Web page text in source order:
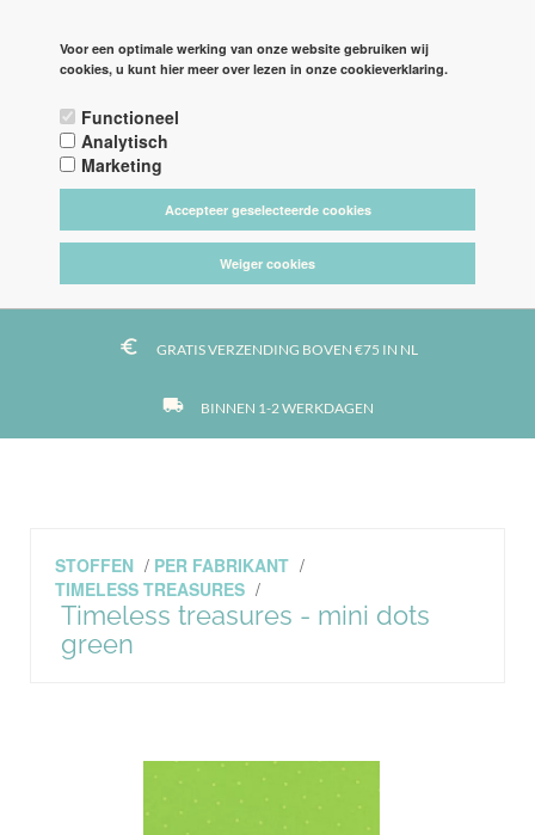
tag_faces DE LEUKSTE STOFFEN
https
euro_symbol GRATIS VERZENDING BOVEN €75 IN NL
local_shipping BINNEN 1-2 WERKDAGEN
STOFFEN / PER FABRIKANT /
TIMELESS TREASURES /
Timeless treasures - mini dots
green
Voor een optimale werking van onze website gebruiken wij
cookies, u kunt hier meer over lezen in onze cookieverklaring.
Functioneel
Analytisch
Marketing
Accepteer geselecteerde cookies
Weiger cookies